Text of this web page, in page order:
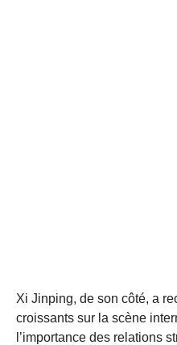
Xi Jinping, de son côté, a
croissants sur la scène
l’importance des relations